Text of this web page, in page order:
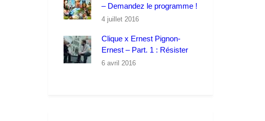
– Demandez le programme !
4 juillet 2016
Clique x Ernest Pignon-
Ernest – Part. 1 : Résister
6 avril 2016